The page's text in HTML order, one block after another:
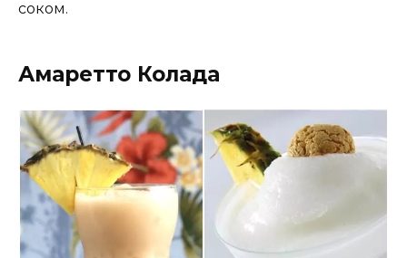
соком.
Амаретто Колада